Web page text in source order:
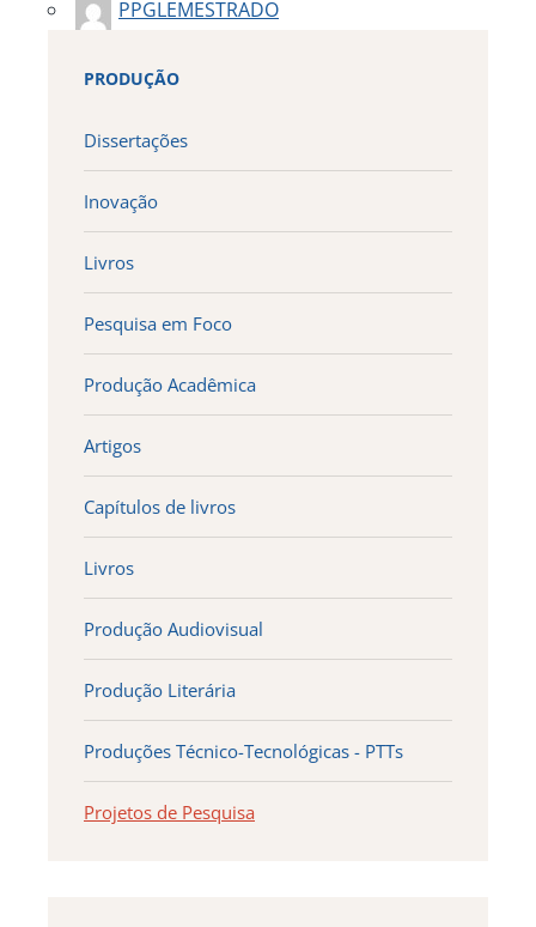
PPGLEMESTRADO
PRODUÇÃO
Dissertações
Inovação
Livros
Pesquisa em Foco
Produção Acadêmica
Artigos
Capítulos de livros
Livros
Produção Audiovisual
Produção Literária
Produções Técnico-Tecnológicas - PTTs
Projetos de Pesquisa